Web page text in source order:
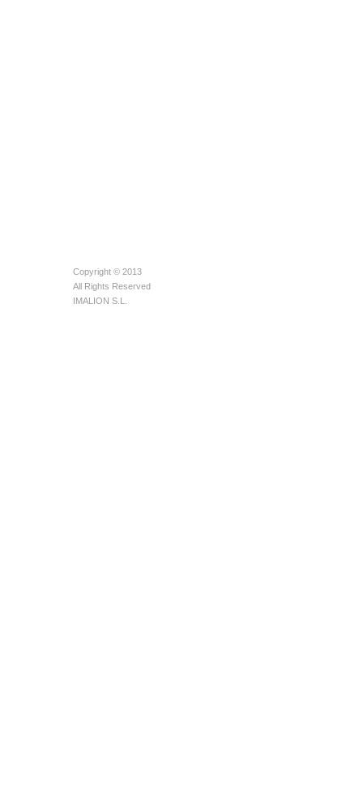
Copyright © 2013
All Rights Reserved
IMALION S.L.